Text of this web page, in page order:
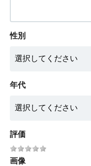
性別
年代
評価
画像